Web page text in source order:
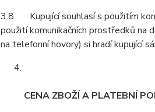
3.8. Kupující souhlasí s použitím
použití komunikačních prostředků na
na telefonní hovory) si hradí kupující
CENA ZBOŽÍ A PLATEBNÍ